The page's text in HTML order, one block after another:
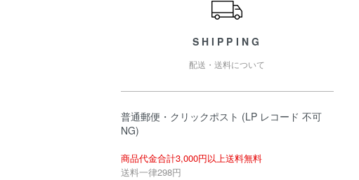
SHIPPING
配送・送料について
普通郵便・クリックポスト (LP レコード 不可
NG)
商品代金合計3,000円以上送料無料
送料一律298円